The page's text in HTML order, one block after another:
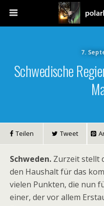
7.
Schwedische
Teilen Tweet
Schweden. Zurzeit stellt
den Haushalt für das
vielen Punkten, die nun
einer, der vor allem